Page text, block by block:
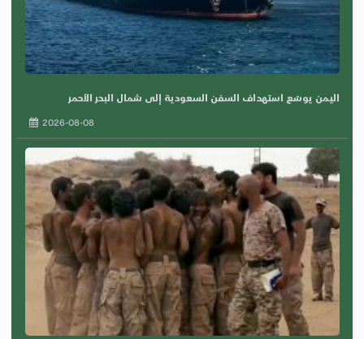
اليمن يوسّع استهداف السفن السعودية إلى شمال البحر الأحمر
2026-08-08